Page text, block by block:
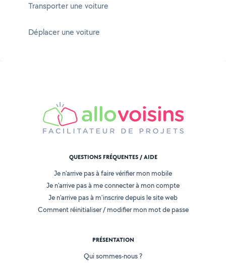
Transporter une voiture
Déplacer une voiture
QUESTIONS FRÉQUENTES / AIDE
Je n'arrive pas à faire vérifier mon mobile
Je n'arrive pas à me connecter à mon compte
Je n'arrive pas à m'inscrire depuis le site web
Comment réinitialiser / modifier mon mot de passe
PRÉSENTATION
Qui sommes-nous ?